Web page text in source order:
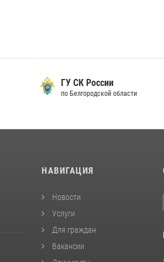
ГУ СК России
по Белгородской области
НАВИГАЦИЯ
Новости
Услуги
Для граждан
Вакансии